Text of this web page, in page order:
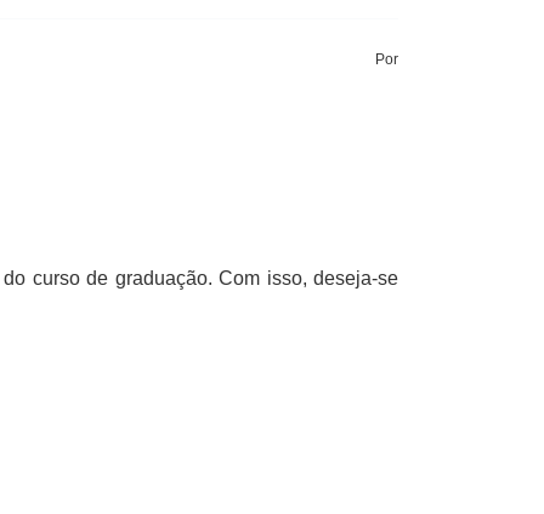
Por
curso de graduação. Com isso, deseja-se